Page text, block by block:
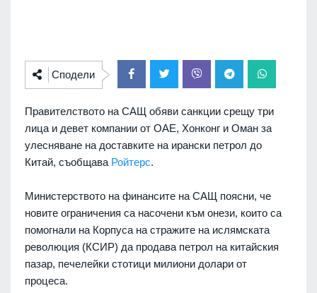
Сподели
Правителството на САЩ обяви санкции срещу три
лица и девет компании от ОАЕ, Хонконг и Оман за
улесняване на доставките на ирански петрол до
Китай, съобщава Ройтерс.
Министерството на финансите на САЩ поясни, че
новите ограничения са насочени към онези, които са
помогнали на Корпуса на стражите на ислямската
революция (КСИР) да продава петрол на китайския
пазар, печелейки стотици милиони долари от
процеса.